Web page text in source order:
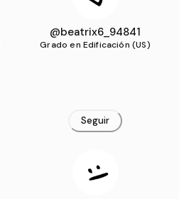
@beatrix6_94841
Grado en Edificación (US)
Seguir